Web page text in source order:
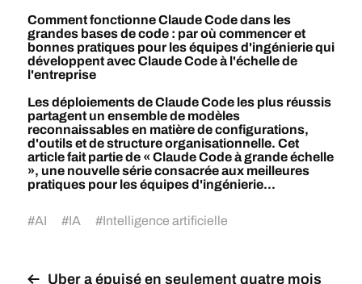
Comment fonctionne Claude Code dans les
grandes bases de code : par où commencer et
bonnes pratiques pour les équipes d'ingénierie qui
développent avec Claude Code à l'échelle de
l'entreprise
Les déploiements de Claude Code les plus réussis
partagent un ensemble de modèles
reconnaissables en matière de configurations,
d'outils et de structure organisationnelle. Cet
article fait partie de « Claude Code à grande échelle
», une nouvelle série consacrée aux meilleures
pratiques pour les équipes d'ingénierie...
#AI #IA #Intelligence artificielle
Uber a épuisé en seulement quatre mois